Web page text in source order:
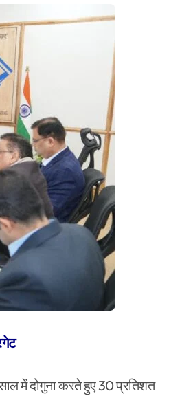
में दोगुना करते हुए 30 प्रतिशत